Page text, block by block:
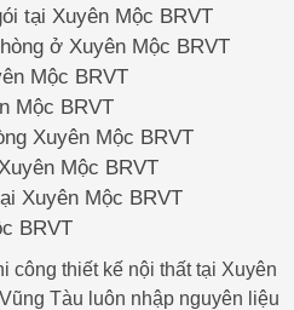
tại Xuyên Mộc BRVT
ở Xuyên Mộc BRVT
Mộc BRVT
Mộc BRVT
Xuyên Mộc BRVT
Mộc BRVT
Xuyên Mộc BRVT
BRVT
công thiết kế nội thất tại Xuyên
Tàu luôn nhập nguyên liệu